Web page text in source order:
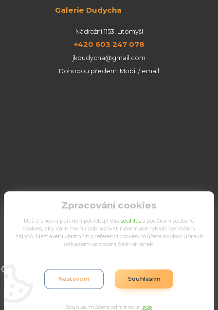
Galerie Dudycha
Nádražní 1153, Litomyšl
+420 603 247 078
jkdudycha@gmail.com
Dohodou předem: Mobil / email
Upravit sběr cookies.
Zpracování cookies
Náš e-shop a partneři potřebují Váš souhlass použitím souborů
cookies, aby Vám mohli zobrazovat informace týkající se Vašich
zájmů. Nastavení vlastních preferencí cookies můžete kdykoli upravit
odkazem ve spodní části stránek.
Nastavení Souhlasím
Souhlas můžete odmítnout zde.